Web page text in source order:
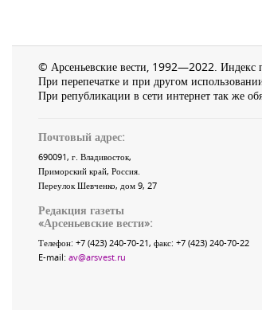
© Арсеньевские вести, 1992—2022. Индекс
При перепечатке и при другом
При републикации в сети интернет так же
Почтовый адрес:
690091, г. Владивосток,
Приморский край, Россия.
Переулок Шевченко, дом 9, 27
Редакция газеты
«Арсеньевские вести»:
Телефон: +7 (423) 240-70-21, факс: +7 (423) 240-70-22
E-mail: av@arsvest.ru